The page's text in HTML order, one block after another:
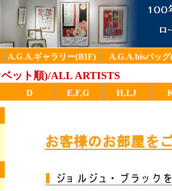
A.G.A.ギャラリー(B1F) A.G.A.bisバッグ
ット順)/ALL ARTISTS
D E,F,G H,I,J